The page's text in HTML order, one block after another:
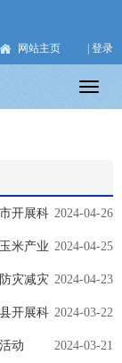
网站主页 | 登录
2024-04-26
开展科
2024-04-25
米产业
实座谈会2024-04-23
灾减灾
2024-03-22
开展科
2024-03-21
动